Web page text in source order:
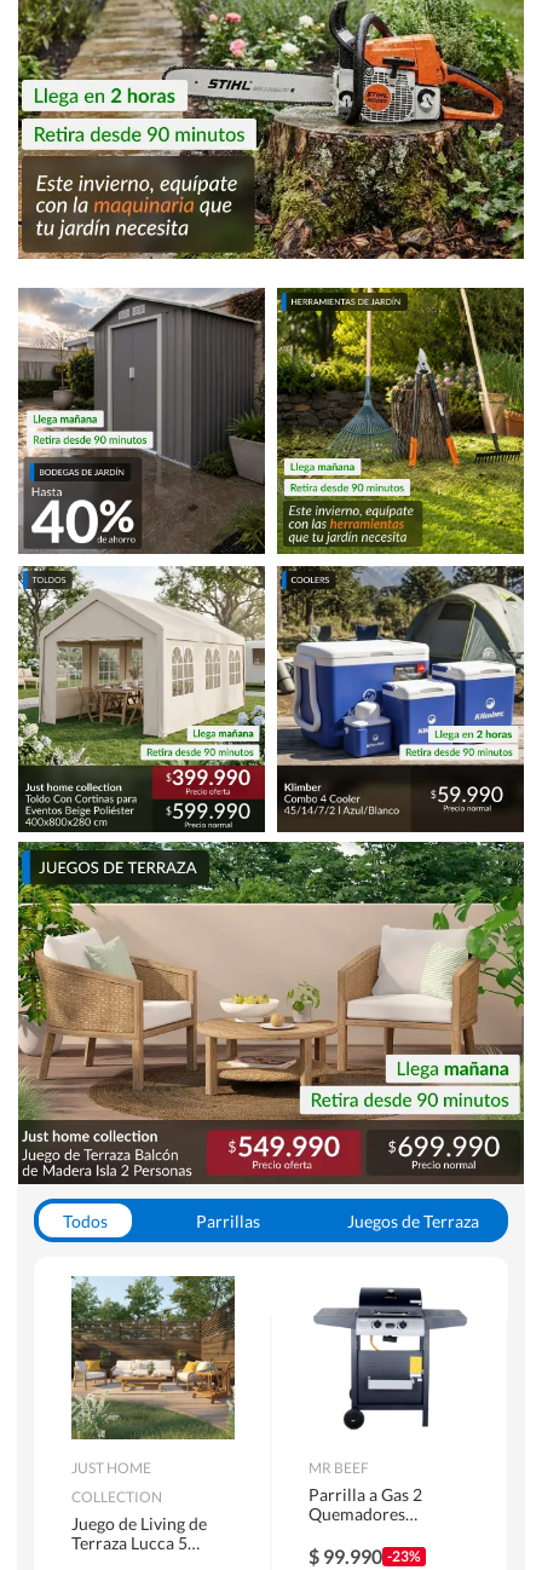
Todos Parrillas
Juegos de Terraza
JUST HOME
COLLECTION
Juego de Living de
Terraza Lucca 5
MR BEEF
Parrilla a Gas 2
Quemadores
$ 99.990 -23%